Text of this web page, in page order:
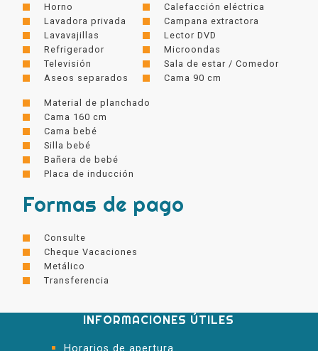
Horno
Lavadora privada
Lavavajillas
Refrigerador
Televisión
Aseos separados
Calefacción eléctrica
Campana extractora
Lector DVD
Microondas
Sala de estar / Comedor
Cama 90 cm
Material de planchado
Cama 160 cm
Cama bebé
Silla bebé
Bañera de bebé
Placa de inducción
Formas de pago
Consulte
Cheque Vacaciones
Metálico
Transferencia
INFORMACIONES ÚTILES
Horarios de apertura